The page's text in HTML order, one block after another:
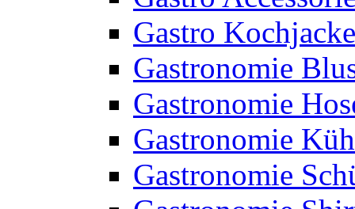
Gastro
Gastronomie
Gastronomie
Gastronomie
Gastronomie